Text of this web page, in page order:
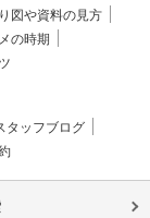
図や資料の見方
の時期
タッフブログ